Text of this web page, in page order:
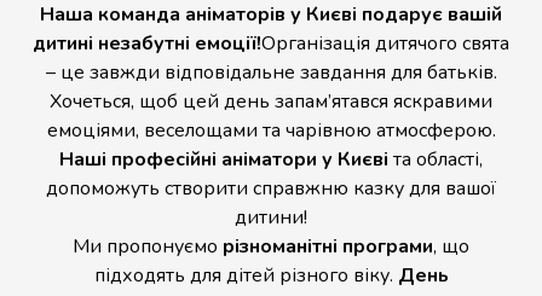
Наша команда аніматорів у Києві подарує вашій
дитині незабутні емоції!Організація дитячого свята
– це завжди відповідальне завдання для батьків.
Хочеться, щоб цей день запам’ятався яскравими
емоціями, веселощами та чарівною атмосферою.
Наші професійні аніматори у Києві та області,
допоможуть створити справжню казку для вашої
дитини!
Ми пропонуємо різноманітні програми, що
підходять для дітей різного віку. День